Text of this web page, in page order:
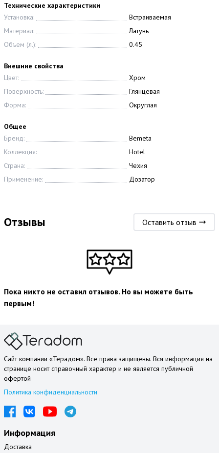
Технические характеристики
Установка:
Встраиваемая
Материал:
Латунь
Объем (л.):
0.45
Внешние свойства
Цвет:
Хром
Поверхность:
Глянцевая
Форма:
Округлая
Общее
Бренд:
Bemeta
Коллекция:
Hotel
Страна:
Чехия
Применение:
Дозатор
Отзывы Оставить отзыв
Пока никто не оставил отзывов. Но вы можете быть
первым!
Сайт компании «Терадом». Все права защищены. Вся информация на
странице носит справочный характер и не является публичной
офертой
Политика конфиденциальности
Информация
Доставка